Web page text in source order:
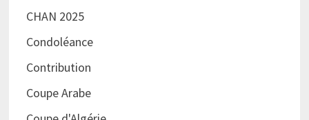
CHAN 2025
Condoléance
Contribution
Coupe Arabe